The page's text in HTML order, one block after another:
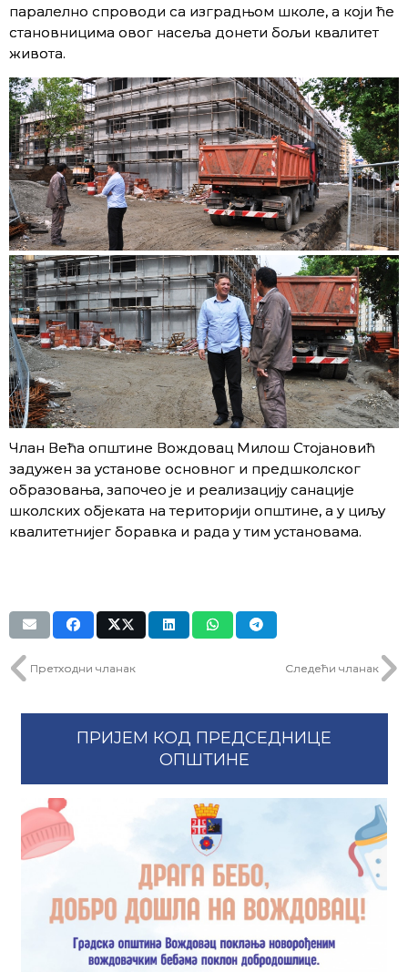
паралелно спроводи са изградњом школе, а који ће
становницима овог насеља донети бољи квалитет
живота.
Члан Већа општине Вождовац Милош Стојановић
задужен за установе основног и предшколског
образовања, започео је и реализацију санације
школских објеката на територији општине, а у циљу
квалитетнијег боравка и рада у тим установама.
Претходни чланак Следећи чланак
ПРИЈЕМ КОД ПРЕДСЕДНИЦЕ
ОПШТИНЕ